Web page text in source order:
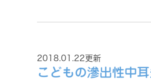
2018.01.22更新
こどもの滲出性中